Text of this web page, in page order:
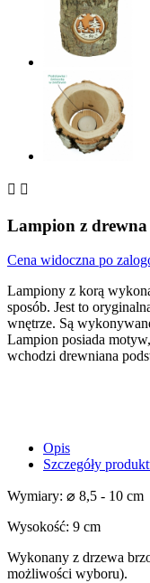
 
Lampion z
Cena widoczna po
Lampiony z korą
sposób. Jest to
wnętrze. Są
Lampion posiada
wchodzi drewniana
Opis
Szczegóły
Wymiary: ⌀ 8,5 - 10 cm
Wysokość: 9 cm
Wykonany z drzewa
możliwości wyboru).